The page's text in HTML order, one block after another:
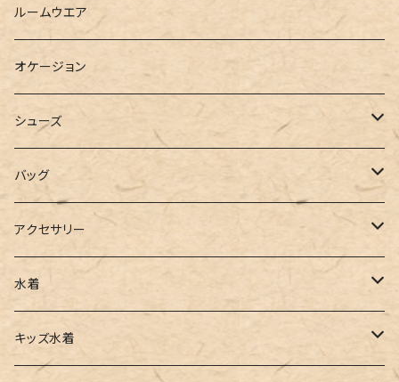
ベスト
シャツ
ブラウス
カーディガン
ポロシャツ
ベスト
チュニック
タンクトップ
ハーフパンツ
スウェット
ジャージ
スラックス
ワイドパンツ
カーゴパンツ
サロペット
その他
スウェットワンピース
パーカーワンピース
ニットワンピース
キャミワンピース
サロペット
オールインワン
ルームウエア
オケージョン
シューズ
ブーツ
パンプス
サンダル
スニーカー
バッグ
トートバッグ
ショルダー
バックパック
アクセサリー
その他
水着
ワンピース
キッズ水着